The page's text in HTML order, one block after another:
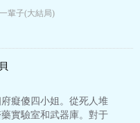
、名門淑女、可愛小蘿
輩子(大結局)
癡傻四小姐。從死人堆
實驗室和武器庫。對于